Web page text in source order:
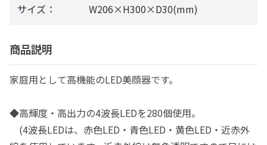
サイズ：
W206×H300×D30(mm)
商品説明
家庭用として高機能のLED美顔器です。
◆高輝度・高出力の4波長LEDを280個使用。
(4波長LEDは、赤色LED・青色LED・黄色LED・近赤外